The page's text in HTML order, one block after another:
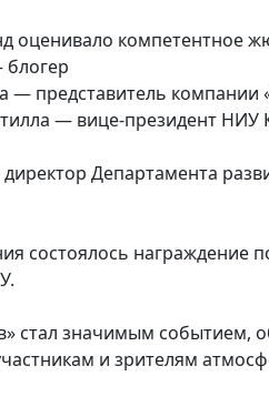
оценивало компетентное
— представитель компании
— вице-президент НИУ
Департамента
состоялось награждение
стал значимым
и зрителям